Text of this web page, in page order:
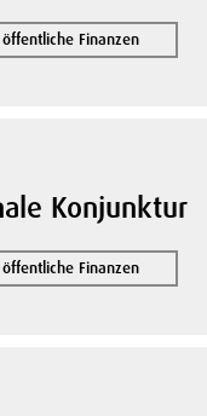
Finanzen
Konjunktur
Finanzen